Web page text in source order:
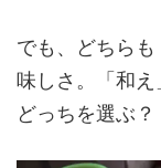
でも、どちら
味しさ。「和え
どっちを選ぶ？